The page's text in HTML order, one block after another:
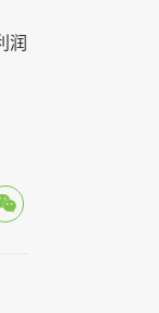
润